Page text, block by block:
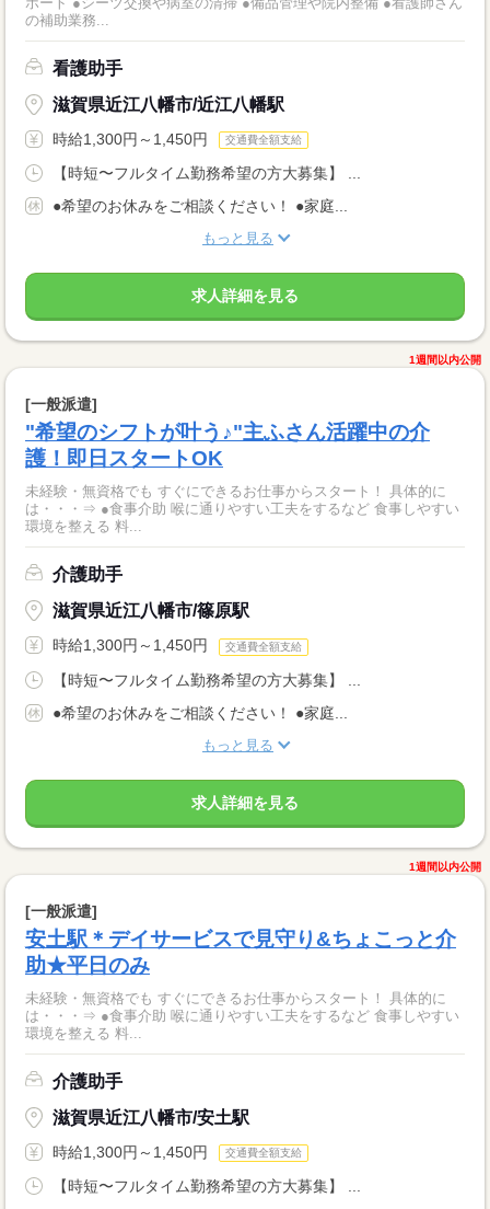
の補助業務...
看護助手
滋賀県近江八幡市/近江八幡駅
時給1,300円～1,450円 交通費全額支給
【時短〜フルタイム勤務希望の方大募集】 ...
●希望のお休みをご相談ください！ ●家庭...
もっと見る
求人詳細を見る
1週間以内公開
[一般派遣]
"希望のシフトが叶う♪"主ふさん活躍中の介
護！即日スタートOK
未経験・無資格でも すぐにできるお仕事からスタート！ 具体的に
は・・・⇒ ●食事介助 喉に通りやすい工夫をするなど 食事しやすい
環境を整える 料...
介護助手
滋賀県近江八幡市/篠原駅
時給1,300円～1,450円 交通費全額支給
【時短〜フルタイム勤務希望の方大募集】 ...
●希望のお休みをご相談ください！ ●家庭...
もっと見る
求人詳細を見る
1週間以内公開
[一般派遣]
安土駅＊デイサービスで見守り&ちょこっと介
助★平日のみ
未経験・無資格でも すぐにできるお仕事からスタート！ 具体的に
は・・・⇒ ●食事介助 喉に通りやすい工夫をするなど 食事しやすい
環境を整える 料...
介護助手
滋賀県近江八幡市/安土駅
時給1,300円～1,450円 交通費全額支給
【時短〜フルタイム勤務希望の方大募集】 ...